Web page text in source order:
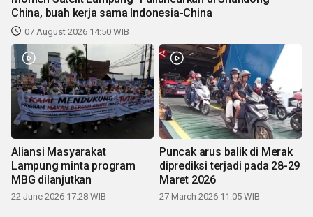
China, buah kerja sama Indonesia-China
07 August 2026 14:50 WIB
Aliansi Masyarakat
Lampung minta program
MBG dilanjutkan
22 June 2026 17:28 WIB
Puncak arus balik di Merak
diprediksi terjadi pada 28-29
Maret 2026
27 March 2026 11:05 WIB